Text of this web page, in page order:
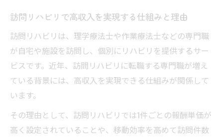
訪問リハビリで高収入を実現する仕組みと理由
訪問リハビリは、理学療法士や作業療法士などの専門職
が自宅や施設を訪問し、個別にリハビリを提供するサー
ビスです。近年、訪問リハビリに転職する専門職が増え
ている背景には、高収入を実現できる仕組みが関係して
います。
その理由として、訪問リハビリでは1件ごとの報酬単価が
高く設定されていることや、移動効率を高めて訪問件数